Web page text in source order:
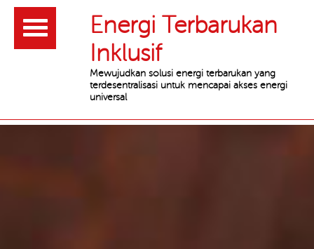
Header
Energi Terbarukan
Inklusif
Mewujudkan solusi energi terbarukan yang
terdesentralisasi untuk mencapai akses energi
universal